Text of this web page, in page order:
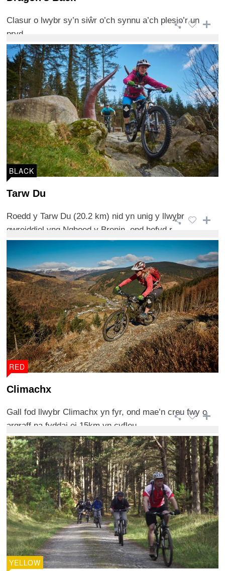
Clasur o lwybr sy’n siŵr o’ch synnu a’ch plesio’r un
pryd.
BLACK
Tarw Du
Roedd y Tarw Du (20.2 km) nid yn unig y llwybr
gwreiddiol yng Nghoed y Brenin, ond hefyd r ...
RED
Climachx
Gall fod llwybr Climachx yn fyr, ond mae’n creu fwy o
argraff na fyddai ei 15km yn cyfleu.
YELLOW